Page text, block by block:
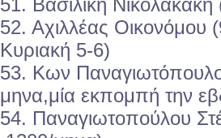
51. Βασιλική
52. Αχιλλέας
Κυριακή 5-6)
53. Κων
μηνα,μία εκπομπή την
54. Παναγιωτοπούλου